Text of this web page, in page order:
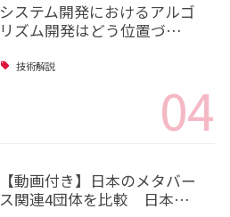
システム開発におけるアルゴ
リズム開発はどう位置づ…
技術解説
04
【動画付き】日本のメタバー
ス関連4団体を比較 日本…